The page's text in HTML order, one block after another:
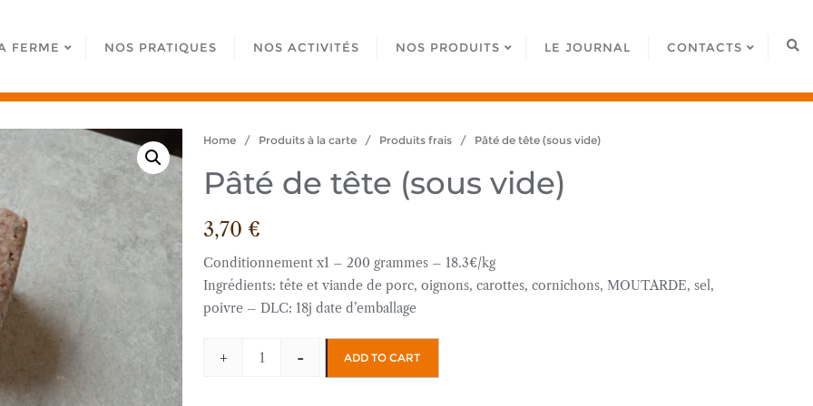
FERME NOS PRATIQUES NOS ACTIVITÉS NOS PRODUITS LE JOURNAL CONTACTS
Home / Produits à la carte / Produits frais / Pâté de tête (sous vide)
Pâté de tête (sous vide)
3,70 €
Conditionnement x1 – 200 grammes – 18.3€/kg
Ingrédients: tête et viande de porc, oignons, carottes, cornichons, MOUTARDE, sel,
poivre – DLC: 18j date d’emballage
+ - ADD TO CART